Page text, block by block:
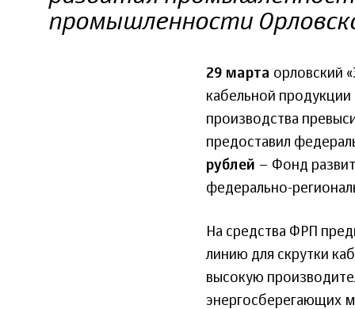
промышленности
29 марта орловский
кабельной
производства
предоставил
рублей – Фонд
федерально-
На средства ФРП
линию для скрутки
высокую
энергосберегающих